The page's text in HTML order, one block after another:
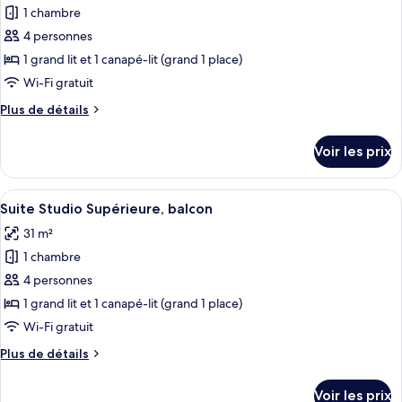
View
Double
Room
with
balcony,
Sea
View
photos
pour
ce
type
chambre :
Junior
1 chambre
4 personnes
1 grand lit et 1 canapé-lit (grand 1 place)
Wi-Fi gratuit
Plus de détails
Plus
le
type
de
Suite
Studio
Junior
Voir les prix
Afficher
toutes
les
photos
pour
ce
type
chambre :
Une chambre d’hôtel avec un lit, un
4
Suite Studio Supérieure, balcon
31 m²
1 chambre
4 personnes
1 grand lit et 1 canapé-lit (grand 1 place)
Wi-Fi gratuit
Plus de détails
Plus
Voir les prix